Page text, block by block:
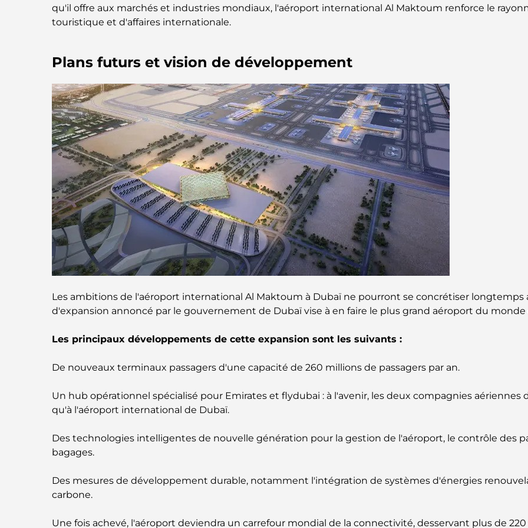
qu'il offre aux marchés et industries mondiaux, l'aéroport international Al Maktoum renforce le
touristique et d'affaires internationale.
Plans futurs et vision de développement
Les ambitions de l'aéroport international Al Maktoum à Dubaï ne pourront se concrétiser longtemps
d'expansion annoncé par le gouvernement de Dubaï vise à en faire le plus grand aéroport du monde
Les principaux développements de cette expansion sont les suivants :
De nouveaux terminaux passagers d'une capacité de 260 millions de passagers par an.
Un hub opérationnel spécialisé pour Emirates et flydubai : à l'avenir, les deux compagnies
qu'à l'aéroport international de Dubaï.
Des technologies intelligentes de nouvelle génération pour la gestion de l'aéroport, le contrôle des
bagages.
Des mesures de développement durable, notamment l'intégration de systèmes d'énergies
carbone.
Une fois achevé, l'aéroport deviendra un carrefour mondial de la connectivité, desservant plus de